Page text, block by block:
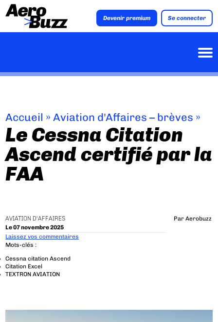
Devenir premium Se connecter
Accueil »Aviation d'Affaires – brèves »
Le Cessna Citation
Ascend certifié par la
FAA
AVIATION D'AFFAIRES
Le 07 novembre 2025
Par Aerobuzz
Laissez vos commentaires
Mots-clés :
Cessna citation Ascend
Citation Excel
TEXTRON AVIATION